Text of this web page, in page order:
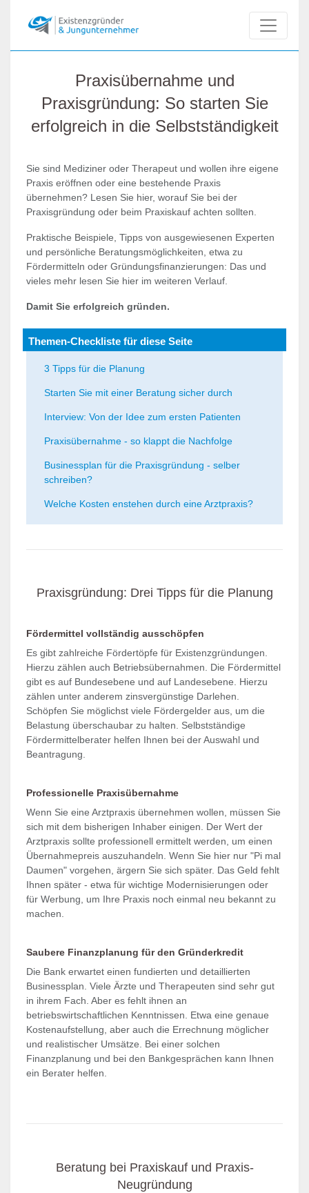
Praxisübernahme und
Praxisgründung: So starten Sie
erfolgreich in die Selbstständigkeit
Sie sind Mediziner oder Therapeut und wollen ihre eigene
Praxis eröffnen oder eine bestehende Praxis
übernehmen? Lesen Sie hier, worauf Sie bei der
Praxisgründung oder beim Praxiskauf achten sollten.
Praktische Beispiele, Tipps von ausgewiesenen Experten
und persönliche Beratungsmöglichkeiten, etwa zu
Fördermitteln oder Gründungsfinanzierungen: Das und
vieles mehr lesen Sie hier im weiteren Verlauf.
Damit Sie erfolgreich gründen.
Themen-Checkliste für diese Seite
3 Tipps für die Planung
Starten Sie mit einer Beratung sicher durch
Interview: Von der Idee zum ersten Patienten
Praxisübernahme - so klappt die Nachfolge
Businessplan für die Praxisgründung - selber
schreiben?
Welche Kosten enstehen durch eine Arztpraxis?
Praxisgründung: Drei Tipps für die Planung
Fördermittel vollständig ausschöpfen
Es gibt zahlreiche Fördertöpfe für Existenzgründungen.
Hierzu zählen auch Betriebsübernahmen. Die Fördermittel
gibt es auf Bundesebene und auf Landesebene. Hierzu
zählen unter anderem zinsvergünstige Darlehen.
Schöpfen Sie möglichst viele Fördergelder aus, um die
Belastung überschaubar zu halten. Selbstständige
Fördermittelberater helfen Ihnen bei der Auswahl und
Beantragung.
Professionelle Praxisübernahme
Wenn Sie eine Arztpraxis übernehmen wollen, müssen Sie
sich mit dem bisherigen Inhaber einigen. Der Wert der
Arztpraxis sollte professionell ermittelt werden, um einen
Übernahmepreis auszuhandeln. Wenn Sie hier nur "Pi mal
Daumen" vorgehen, ärgern Sie sich später. Das Geld fehlt
Ihnen später - etwa für wichtige Modernisierungen oder
für Werbung, um Ihre Praxis noch einmal neu bekannt zu
machen.
Saubere Finanzplanung für den Gründerkredit
Die Bank erwartet einen fundierten und detaillierten
Businessplan. Viele Ärzte und Therapeuten sind sehr gut
in ihrem Fach. Aber es fehlt ihnen an
betriebswirtschaftlichen Kenntnissen. Etwa eine genaue
Kostenaufstellung, aber auch die Errechnung möglicher
und realistischer Umsätze. Bei einer solchen
Finanzplanung und bei den Bankgesprächen kann Ihnen
ein Berater helfen.
Beratung bei Praxiskauf und Praxis-
Neugründung